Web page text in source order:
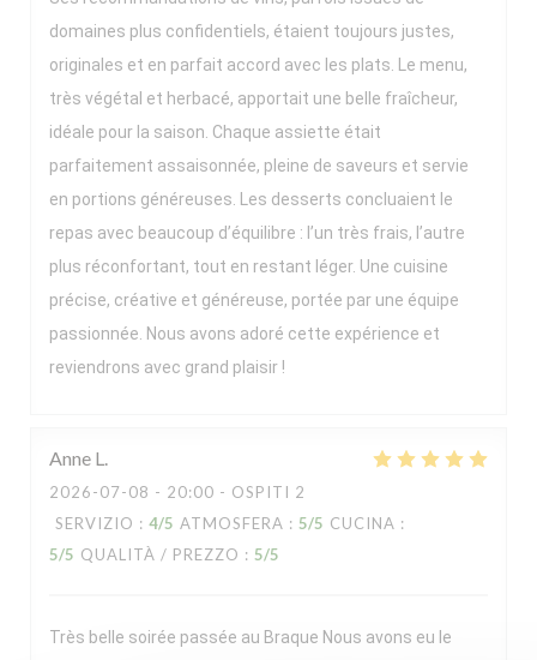
domaines plus confidentiels, étaient toujours justes,
originales et en parfait accord avec les plats. Le menu,
très végétal et herbacé, apportait une belle fraîcheur,
idéale pour la saison. Chaque assiette était
parfaitement assaisonnée, pleine de saveurs et servie
en portions généreuses. Les desserts concluaient le
repas avec beaucoup d’équilibre : l’un très frais, l’autre
plus réconfortant, tout en restant léger. Une cuisine
précise, créative et généreuse, portée par une équipe
passionnée. Nous avons adoré cette expérience et
reviendrons avec grand plaisir !
Anne L
2026-07-08 - 20:00 - OSPITI 2
SERVIZIO : 4/5 ATMOSFERA : 5/5 CUCINA :
5/5 QUALITÀ / PREZZO : 5/5
Très belle soirée passée au Braque Nous avons eu le